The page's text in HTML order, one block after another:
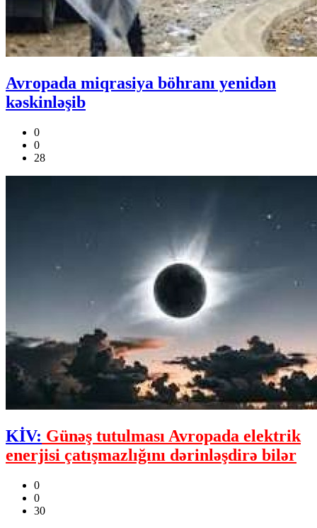
Avropada miqrasiya böhranı yenidən
kəskinləşib
0
0
28
KİV: Günəş tutulması Avropada elektrik
enerjisi çatışmazlığını dərinləşdirə bilər
0
0
30